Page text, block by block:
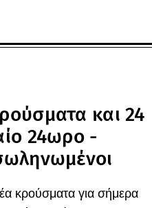
και 24
24ωρο -
κρούσματα για σήμερα